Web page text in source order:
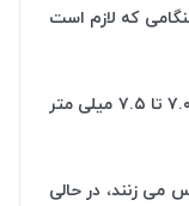
که لازم است
این لوله راه هوایی را حفظ می کند تا هوا به داخل ریه ها وارد و خارج شود. لوله های تراشه کافدار در اندازه های مختلفی از ۲.۰ میلی متر تا ۹ میلی متر قطر وجود دارد. به طور کلی، یک لوله با قطر ۷.۰ تا ۷.۵ میلی متر
مناسب را حدس می زنند، در حالی